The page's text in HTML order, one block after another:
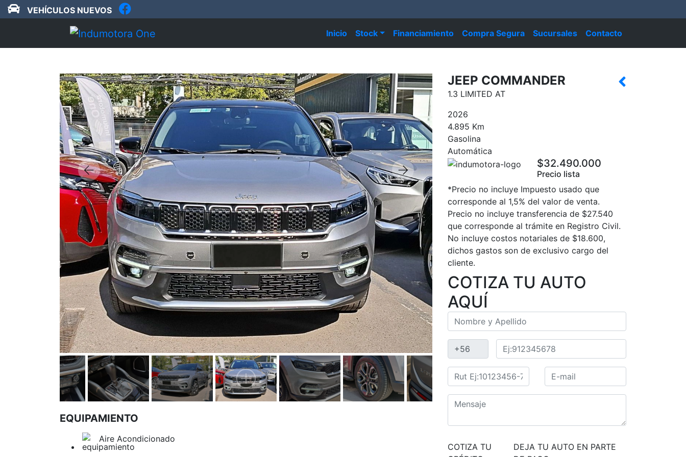
VEHÍCULOS NUEVOS
Inicio Stock Financiamiento Compra Segura Sucursales Contacto
EQUIPAMIENTO
Aire Acondicionado
JEEP COMMANDER
1.3 LIMITED AT
2026
4.895 Km
Gasolina
Automática
$32.490.000
Precio lista
*Precio no incluye Impuesto usado que
corresponde al 1,5% del valor de venta.
Precio no incluye transferencia de $27.540
que corresponde al trámite en Registro Civil.
No incluye costos notariales de $18.600,
dichos gastos son de exclusivo cargo del
cliente.
COTIZA TU AUTO
AQUÍ
COTIZA TU
DEJA TU AUTO EN PARTE